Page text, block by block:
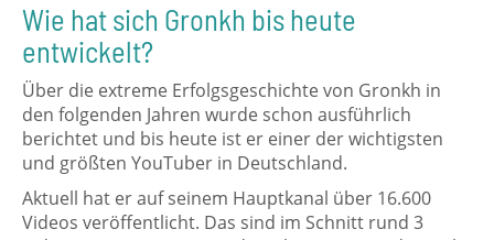
Wie hat sich Gronkh bis heute
entwickelt?
Über die extreme Erfolgsgeschichte von Gronkh in
den folgenden Jahren wurde schon ausführlich
berichtet und bis heute ist er einer der wichtigsten
und größten YouTuber in Deutschland.
Aktuell hat er auf seinem Hauptkanal über 16.600
Videos veröffentlicht. Das sind im Schnitt rund 3